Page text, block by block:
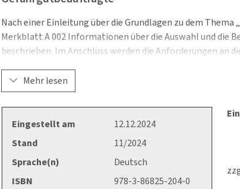
Nach einer Einleitung über die Grundlagen zu dem
Merkblatt A 002 Informationen über die Auswahl und die
beschrieben. Im Anschluss werden die Anforderungen an
Sehr hilfreich und praxisnah sind außerdem das Kapitel
Verfügung stehen. Das Merkblatt richtet sich
transportieren oder lagern, sowie an Personen, die als
möchten.
(Ersetzt die Ausgabe 2/2018)
Mehr lesen
Eingestellt am
12.12.2024
Stand
11/2024
Sprache(n)
Deutsch
ISBN
978-3-86825-204-0